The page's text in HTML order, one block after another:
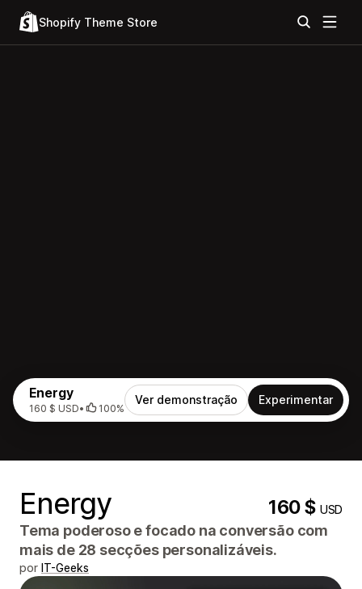
Shopify Theme Store
Energy
160 $ USD• 100%
Ver demonstração Experimentar
Energy 160 $USD
Tema poderoso e focado na conversão com
mais de 28 secções personalizáveis.
por IT-Geeks